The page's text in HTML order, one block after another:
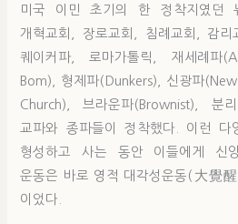
미국 이민 초기의 한 정착지였던
개혁교회, 장로교회, 침례교회, 감리
퀘이커파, 로마가톨릭, 재세례파
Bom), 형제파(Dunkers), 신광파
Church), 브라운파(Brownist), 분
교파와 종파들이 정착했다. 이런 다
형성하고 사는 동안 이들에게 신
운동은 바로 영적 대각성운동(大覺
이었다.